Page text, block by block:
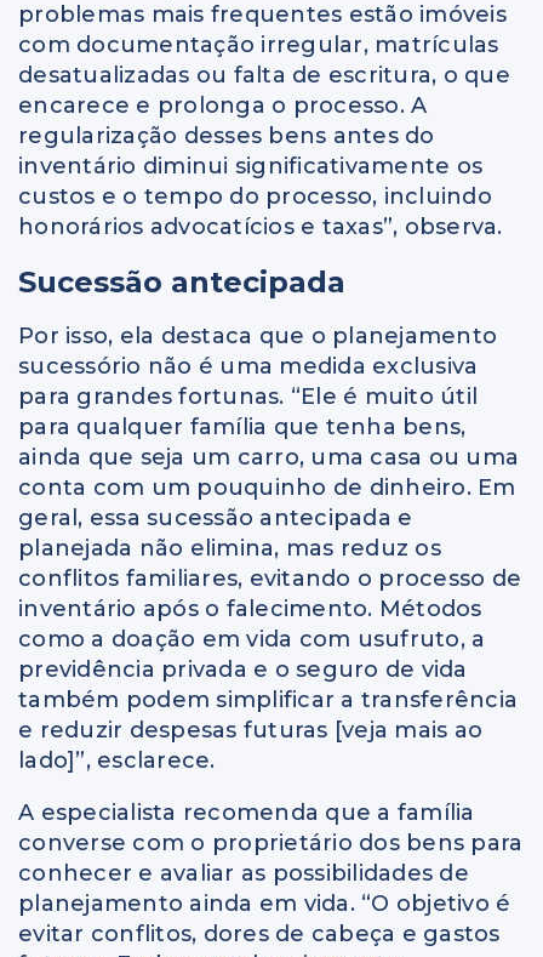
problemas mais frequentes estão imóveis
com documentação irregular, matrículas
desatualizadas ou falta de escritura, o que
encarece e prolonga o processo. A
regularização desses bens antes do
inventário diminui significativamente os
custos e o tempo do processo, incluindo
honorários advocatícios e taxas”, observa.
Sucessão antecipada
Por isso, ela destaca que o planejamento
sucessório não é uma medida exclusiva
para grandes fortunas. “Ele é muito útil
para qualquer família que tenha bens,
ainda que seja um carro, uma casa ou uma
conta com um pouquinho de dinheiro. Em
geral, essa sucessão antecipada e
planejada não elimina, mas reduz os
conflitos familiares, evitando o processo de
inventário após o falecimento. Métodos
como a doação em vida com usufruto, a
previdência privada e o seguro de vida
também podem simplificar a transferência
e reduzir despesas futuras [veja mais ao
lado]”, esclarece.
A especialista recomenda que a família
converse com o proprietário dos bens para
conhecer e avaliar as possibilidades de
planejamento ainda em vida. “O objetivo é
evitar conflitos, dores de cabeça e gastos